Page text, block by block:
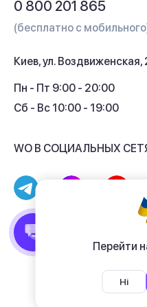
Перейти
Ні
Кэшбек
0 800 201 865
(бесплатно с
Киев, ул. Воздвиженская,
Пн - Пт 9:00 - 20:00
Сб - Вс 10:00 - 19:00
WO В СОЦИАЛЬНЫХ
Договор
Политика